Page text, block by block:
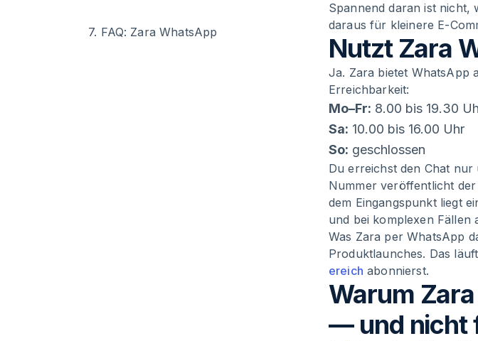
7. FAQ: Zara WhatsApp
Spannend daran ist nicht,
daraus für kleinere E-
Nutzt Zara
Ja. Zara bietet WhatsApp
Erreichbarkeit:
Mo–Fr: 8.00 bis 19.30
Sa: 10.00 bis 16.00 Uhr
So: geschlossen
Du erreichst den Chat
Nummer veröffentlicht
dem Eingangspunkt liegt
und bei komplexen Fällen
Was Zara per WhatsApp
Produktlaunches. Das
ereich abonnierst.
Warum
— und nicht